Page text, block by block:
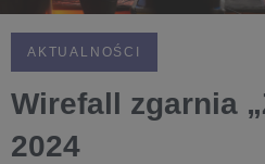
AKTUALNOŚCI
Wirefall zgarnia
2024